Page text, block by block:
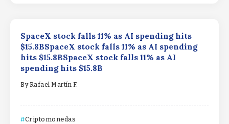
SpaceX stock falls 11% as AI spending hits
$15.8BSpaceX stock falls 11% as AI spending
hits $15.8BSpaceX stock falls 11% as AI
spending hits $15.8B
By Rafael Martín F.
Criptomonedas